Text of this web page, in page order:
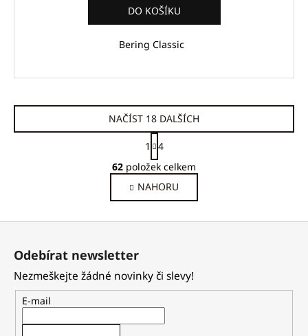
DO KOŠÍKU
Bering Classic
O
v
l
á
d
p
r
v
k
NAČÍST 18 DALŠÍCH
S
t
r
á
n
k
1
4
62 položek celkem
NAHORU
Odebírat newsletter
Nezmeškejte žádné novinky či slevy!
E-mail